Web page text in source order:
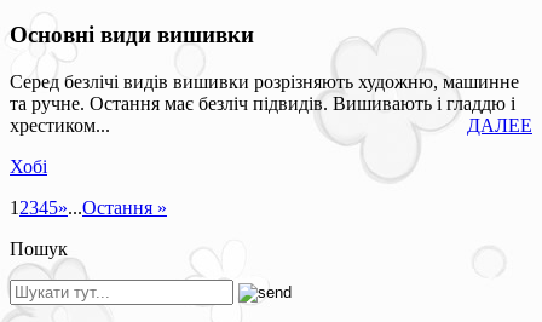
Основні види вишивки
Серед безлічі видів вишивки розрізняють художню, машинне
та ручне. Остання має безліч підвидів. Вишивають і гладдю і
хрестиком...
ДАЛЕЕ
Хобі
1 2345»...Остання »
Пошук